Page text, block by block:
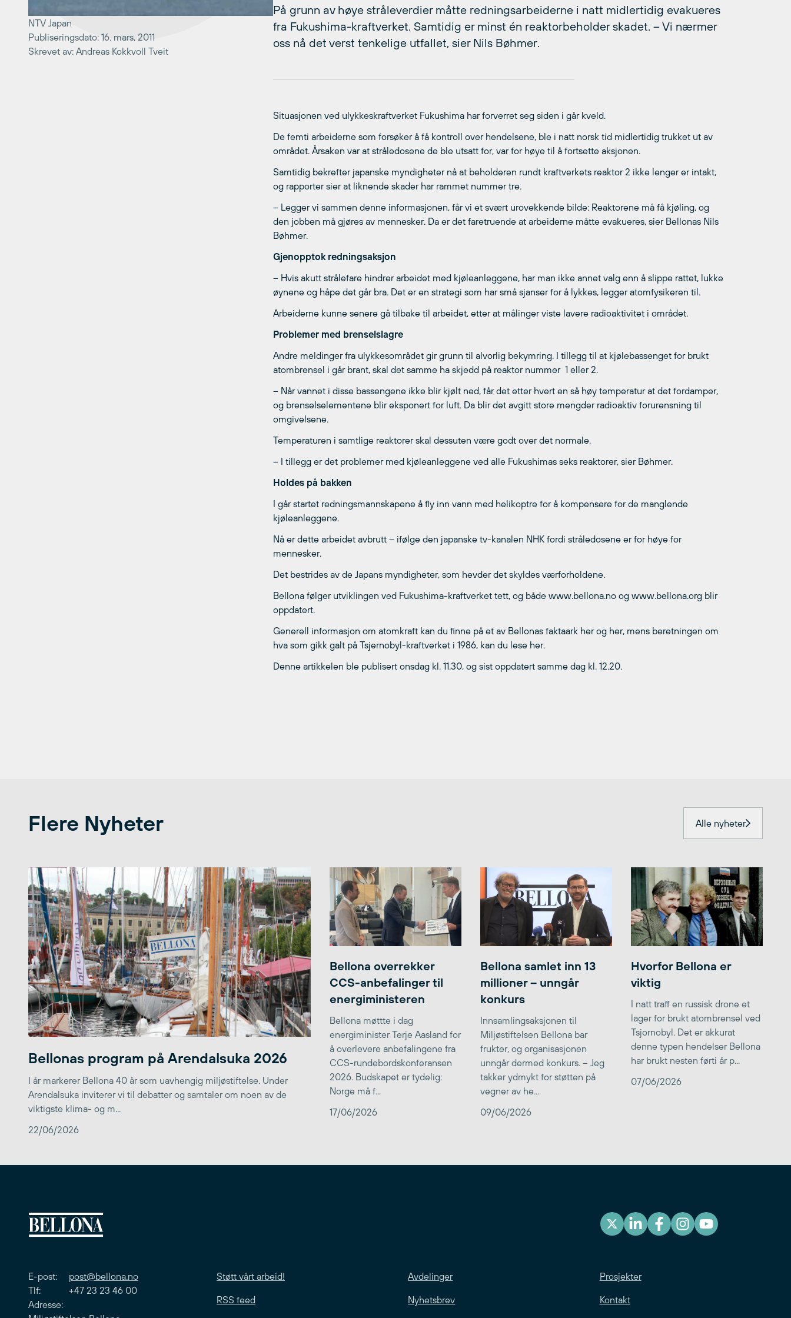
NTV Japan
Publiseringsdato: 16. mars, 2011
Skrevet av: Andreas Kokkvoll Tveit
På grunn av høye stråleverdier måtte redningsarbeiderne i natt midlertidig evakueres
fra Fukushima-kraftverket. Samtidig er minst én reaktorbeholder skadet. – Vi nærmer
oss nå det verst tenkelige utfallet, sier Nils Bøhmer.
Situasjonen ved ulykkeskraftverket Fukushima har forverret seg siden i går kveld.
De femti arbeiderne som forsøker å få kontroll over hendelsene, ble i natt norsk tid midlertidig trukket ut av
området. Årsaken var at stråledosene de ble utsatt for, var for høye til å fortsette aksjonen.
Samtidig bekrefter japanske myndigheter nå at beholderen rundt kraftverkets reaktor 2 ikke lenger er intakt,
og rapporter sier at liknende skader har rammet nummer tre.
– Legger vi sammen denne informasjonen, får vi et svært urovekkende bilde: Reaktorene må få kjøling, og
den jobben må gjøres av mennesker. Da er det faretruende at arbeiderne måtte evakueres, sier Bellonas Nils
Bøhmer.
Gjenopptok redningsaksjon
– Hvis akutt strålefare hindrer arbeidet med kjøleanleggene, har man ikke annet valg enn å slippe rattet, lukke
øynene og håpe det går bra. Det er en strategi som har små sjanser for å lykkes, legger atomfysikeren til.
Arbeiderne kunne senere gå tilbake til arbeidet, etter at målinger viste lavere radioaktivitet i området.
Problemer med brenselslagre
Andre meldinger fra ulykkesområdet gir grunn til alvorlig bekymring. I tillegg til at kjølebassenget for brukt
atombrensel i går brant, skal det samme ha skjedd på reaktor nummer 1 eller 2.
– Når vannet i disse bassengene ikke blir kjølt ned, får det etter hvert en så høy temperatur at det fordamper,
og brenselselementene blir eksponert for luft. Da blir det avgitt store mengder radioaktiv forurensning til
omgivelsene.
Temperaturen i samtlige reaktorer skal dessuten være godt over det normale.
– I tillegg er det problemer med kjøleanleggene ved alle Fukushimas seks reaktorer, sier Bøhmer.
Holdes på bakken
I går startet redningsmannskapene å fly inn vann med helikoptre for å kompensere for de manglende
kjøleanleggene.
Nå er dette arbeidet avbrutt – ifølge den japanske tv-kanalen NHK fordi stråledosene er for høye for
mennesker.
Det bestrides av de Japans myndigheter, som hevder det skyldes værforholdene.
Bellona følger utviklingen ved Fukushima-kraftverket tett, og både www.bellona.no og www.bellona.org blir
oppdatert.
Generell informasjon om atomkraft kan du finne på et av Bellonas faktaark her og her, mens beretningen om
hva som gikk galt på Tsjernobyl-kraftverket i 1986, kan du lese her.
Denne artikkelen ble publisert onsdag kl. 11.30, og sist oppdatert samme dag kl. 12.20.
Flere Nyheter Alle nyheter
Bellonas program på Arendalsuka 2026
I år markerer Bellona 40 år som uavhengig miljøstiftelse. Under
Arendalsuka inviterer vi til debatter og samtaler om noen av de
viktigste klima- og m...
22/06/2026
Bellona overrekker
CCS-anbefalinger til
energiministeren
Bellona møttte i dag
energiminister Terje Aasland for
å overlevere anbefalingene fra
CCS-rundebordskonferansen
2026. Budskapet er tydelig:
Norge må f...
17/06/2026
Bellona samlet inn 13
millioner – unngår
konkurs
Innsamlingsaksjonen til
Miljøstiftelsen Bellona bar
frukter, og organisasjonen
unngår dermed konkurs. – Jeg
takker ydmykt for støtten på
vegner av he...
09/06/2026
Hvorfor Bellona er
viktig
I natt traff en russisk drone et
lager for brukt atombrensel ved
Tsjornobyl. Det er akkurat
denne typen hendelser Bellona
har brukt nesten førti år p...
07/06/2026
E-post: post@bellona.no
Tlf: +47 23 23 46 00
Adresse:
Støtt vårt arbeid! Avdelinger Prosjekter
RSS feed Nyhetsbrev Kontakt